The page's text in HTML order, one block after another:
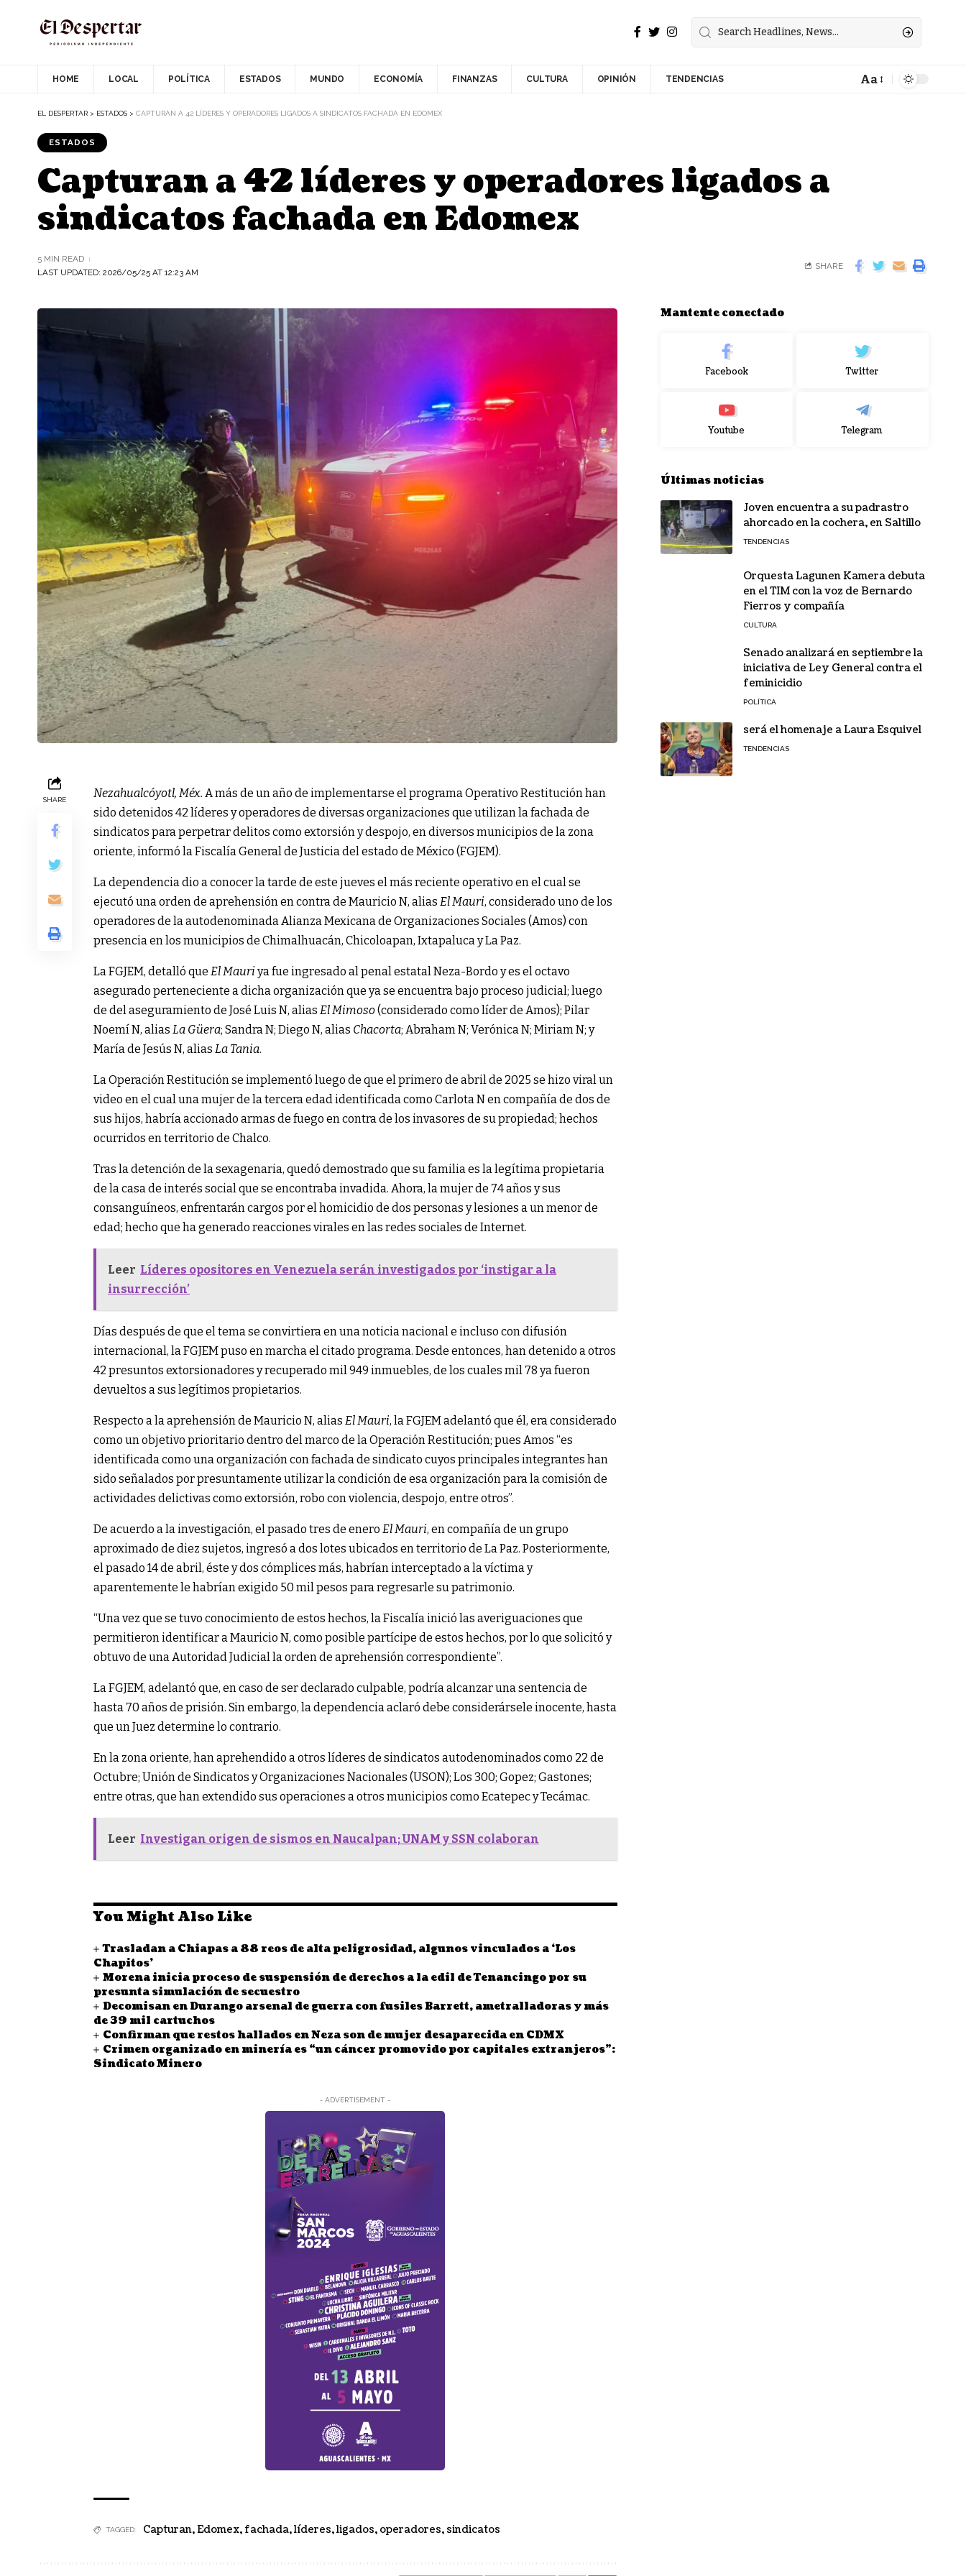
HOME LOCAL POLÍTICA ESTADOS MUNDO ECONOMÍA FINANZAS CULTURA OPINIÓN TENDENCIAS Aa
EL DESPERTAR > ESTADOS > CAPTURAN A 42 LÍDERES Y OPERADORES LIGADOS A SINDICATOS FACHADA EN EDOMEX
ESTADOS
Capturan a 42 líderes y operadores ligados a
sindicatos fachada en Edomex
LAST UPDATED: 2026/05/25 AT 12:23 AM
5 MIN READ
SHARE
SHARE Nezahualcóyotl, Méx. A más de un año de implementarse el programa Operativo Restitución han
sido detenidos 42 líderes y operadores de diversas organizaciones que utilizan la fachada de
sindicatos para perpetrar delitos como extorsión y despojo, en diversos municipios de la zona
oriente, informó la Fiscalía General de Justicia del estado de México (FGJEM).
La dependencia dio a conocer la tarde de este jueves el más reciente operativo en el cual se
ejecutó una orden de aprehensión en contra de Mauricio N, alias El Mauri, considerado uno de los
operadores de la autodenominada Alianza Mexicana de Organizaciones Sociales (Amos) con
presencia en los municipios de Chimalhuacán, Chicoloapan, Ixtapaluca y La Paz.
La FGJEM, detalló que El Mauriya fue ingresado al penal estatal Neza-Bordo y es el octavo
asegurado perteneciente a dicha organización que ya se encuentra bajo proceso judicial; luego
de del aseguramiento de José Luis N, alias El Mimoso(considerado como líder de Amos); Pilar
Noemí N, alias La Güera; Sandra N; Diego N, alias Chacorta; Abraham N; Verónica N; Miriam N; y
María de Jesús N, alias La Tania.
La Operación Restitución se implementó luego de que el primero de abril de 2025 se hizo viral un
video en el cual una mujer de la tercera edad identificada como Carlota N en compañía de dos de
sus hijos, habría accionado armas de fuego en contra de los invasores de su propiedad; hechos
ocurridos en territorio de Chalco.
Tras la detención de la sexagenaria, quedó demostrado que su familia es la legítima propietaria
de la casa de interés social que se encontraba invadida. Ahora, la mujer de 74 años y sus
consanguíneos, enfrentarán cargos por el homicidio de dos personas y lesiones a un menor de
edad; hecho que ha generado reacciones virales en las redes sociales de Internet.
Leer Líderes opositores en Venezuela serán investigados por ‘instigar a la
insurrección’
Días después de que el tema se convirtiera en una noticia nacional e incluso con difusión
internacional, la FGJEM puso en marcha el citado programa. Desde entonces, han detenido a otros
42 presuntos extorsionadores y recuperado mil 949 inmuebles, de los cuales mil 78 ya fueron
devueltos a sus legítimos propietarios.
Respecto a la aprehensión de Mauricio N, alias El Mauri, la FGJEM adelantó que él, era considerado
como un objetivo prioritario dentro del marco de la Operación Restitución; pues Amos “es
identificada como una organización con fachada de sindicato cuyos principales integrantes han
sido señalados por presuntamente utilizar la condición de esa organización para la comisión de
actividades delictivas como extorsión, robo con violencia, despojo, entre otros”.
De acuerdo a la investigación, el pasado tres de enero El Mauri, en compañía de un grupo
aproximado de diez sujetos, ingresó a dos lotes ubicados en territorio de La Paz. Posteriormente,
el pasado 14 de abril, éste y dos cómplices más, habrían interceptado a la víctima y
aparentemente le habrían exigido 50 mil pesos para regresarle su patrimonio.
“Una vez que se tuvo conocimiento de estos hechos, la Fiscalía inició las averiguaciones que
permitieron identificar a Mauricio N, como posible partícipe de estos hechos, por lo que solicitó y
obtuvo de una Autoridad Judicial la orden de aprehensión correspondiente”.
La FGJEM, adelantó que, en caso de ser declarado culpable, podría alcanzar una sentencia de
hasta 70 años de prisión. Sin embargo, la dependencia aclaró debe considerársele inocente, hasta
que un Juez determine lo contrario.
En la zona oriente, han aprehendido a otros líderes de sindicatos autodenominados como 22 de
Octubre; Unión de Sindicatos y Organizaciones Nacionales (USON); Los 300; Gopez; Gastones;
entre otras, que han extendido sus operaciones a otros municipios como Ecatepec y Tecámac.
Leer Investigan origen de sismos en Naucalpan; UNAM y SSN colaboran
You Might Also Like
Trasladan a Chiapas a 88 reos de alta peligrosidad, algunos vinculados a ‘Los
Chapitos’
Morena inicia proceso de suspensión de derechos a la edil de Tenancingo por su
presunta simulación de secuestro
Decomisan en Durango arsenal de guerra con fusiles Barrett, ametralladoras y más
de 39 mil cartuchos
Confirman que restos hallados en Neza son de mujer desaparecida en CDMX
Crimen organizado en minería es “un cáncer promovido por capitales extranjeros”:
Sindicato Minero
- ADVERTISEMENT -
TAGGED: Capturan,Edomex, fachada,líderes,ligados, operadores, sindicatos
Mantente conectado
Facebook Twitter
Youtube Telegram
Últimas noticias
Joven encuentra a su padrastro
ahorcado en la cochera, en Saltillo
TENDENCIAS
Orquesta Lagunen Kamera debuta
en el TIM con la voz de Bernardo
Fierros y compañía
CULTURA
Senado analizará en septiembre la
iniciativa de Ley General contra el
feminicidio
POLÍTICA
será el homenaje a Laura Esquivel
TENDENCIAS